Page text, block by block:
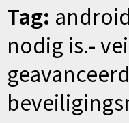
Tag:
nodig is.-